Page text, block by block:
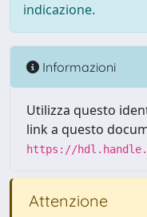
indicazione.
Informazioni
Utilizza questo
link a questo
https://
Attenzione